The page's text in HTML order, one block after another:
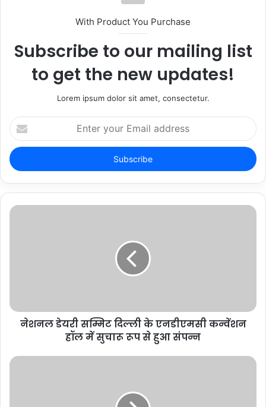
With Product You Purchase
Subscribe to our mailing list
to get the new updates!
Lorem ipsum dolor sit amet, consectetur.
Enter
your
Email
address
नेशनल डेयरी सम्मिट दिल्ली के एनडीएमसी कन्वेंशन
हॉल में सुचारू रूप से हुआ संपन्न